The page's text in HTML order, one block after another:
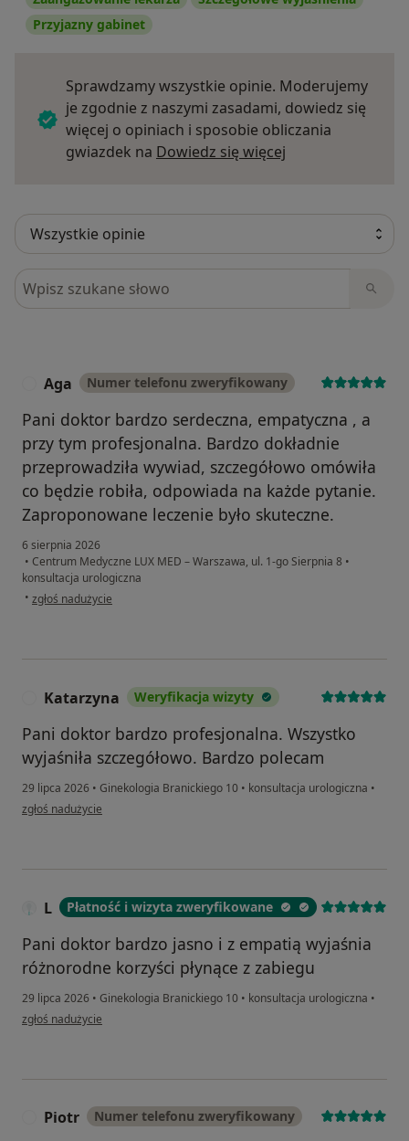
Przyjazny gabinet
Sprawdzamy wszystkie opinie. Moderujemy
je zgodnie z naszymi zasadami, dowiedz się
więcej o opiniach i sposobie obliczania
gwiazdek na Dowiedz się więcej
Szukaj w opiniach
Aga Numer telefonu zweryfikowany
Pani doktor bardzo serdeczna, empatyczna , a
przy tym profesjonalna. Bardzo dokładnie
przeprowadziła wywiad, szczegółowo omówiła
co będzie robiła, odpowiada na każde pytanie.
Zaproponowane leczenie było skuteczne.
6 sierpnia 2026
• Centrum Medyczne LUX MED – Warszawa, ul. 1-go Sierpnia 8 •
konsultacja urologiczna
• w opinii użytkownika Aga
zgłoś nadużycie
Katarzyna Weryfikacja wizyty
Pani doktor bardzo profesjonalna. Wszystko
wyjaśniła szczegółowo. Bardzo polecam
29 lipca 2026 • Ginekologia Branickiego 10 • konsultacja urologiczna •
w opinii użytkownika Katarzyna
zgłoś nadużycie
L Płatność i wizyta zweryfikowane
Pani doktor bardzo jasno i z empatią wyjaśnia
różnorodne korzyści płynące z zabiegu
29 lipca 2026 • Ginekologia Branickiego 10 • konsultacja urologiczna •
w opinii użytkownika L
zgłoś nadużycie
Piotr Numer telefonu zweryfikowany